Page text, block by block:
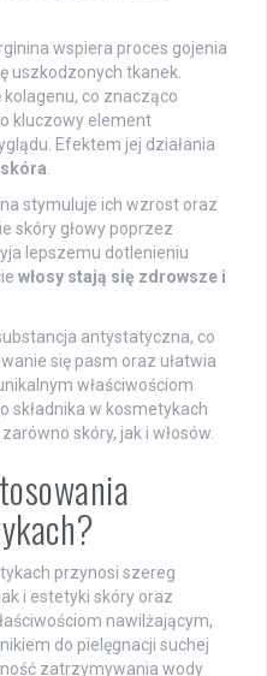
wspiera proces gojenia
uszkodzonych tkanek.
co znacząco
kluczowy element
Efektem jej działania
.
stymuluje ich wzrost oraz
skóry głowy poprzez
lepszemu dotlenieniu
włosy stają się zdrowsze i
antystatyczna, co
się pasm oraz ułatwia
właściwościom
składnika w kosmetykach
skóry, jak i włosów.
przynosi szereg
i estetyki skóry oraz
nawilżającym,
do pielęgnacji suchej
zatrzymywania wody